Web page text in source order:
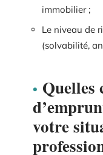
immobilier ;
Le niveau de
(solvabilité,
Quelles
votre